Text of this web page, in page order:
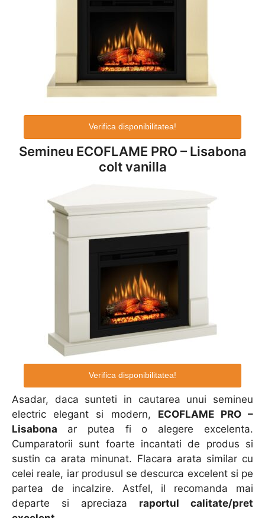
Verifica disponibilitatea!
Semineu ECOFLAME PRO – Lisabona
colt vanilla
Verifica disponibilitatea!
Asadar, daca sunteti in cautarea unui semineu
electric elegant si modern, ECOFLAME PRO –
Lisabona ar putea fi o alegere excelenta.
Cumparatorii sunt foarte incantati de produs si
sustin ca arata minunat. Flacara arata similar cu
celei reale, iar produsul se descurca excelent si pe
partea de incalzire. Astfel, il recomanda mai
departe si apreciaza raportul calitate/pret